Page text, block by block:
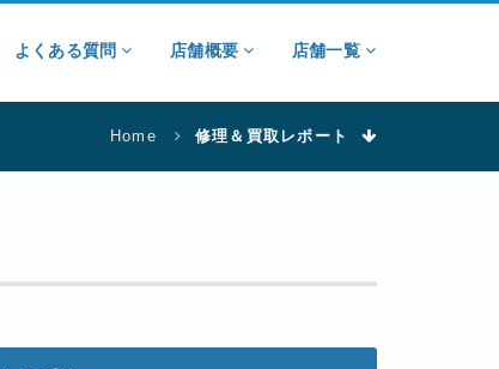
よくある質問 店舗概要 店舗一覧
Home 修理＆買取レポート